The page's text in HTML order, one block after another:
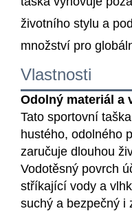
životního stylu a
množství pro
Vlastnosti
Odolný materiál a
Tato sportovní
hustého, odolného
zaručuje dlouhou
Vodotěsný povrch
stříkající vody a
suchý a bezpečný i